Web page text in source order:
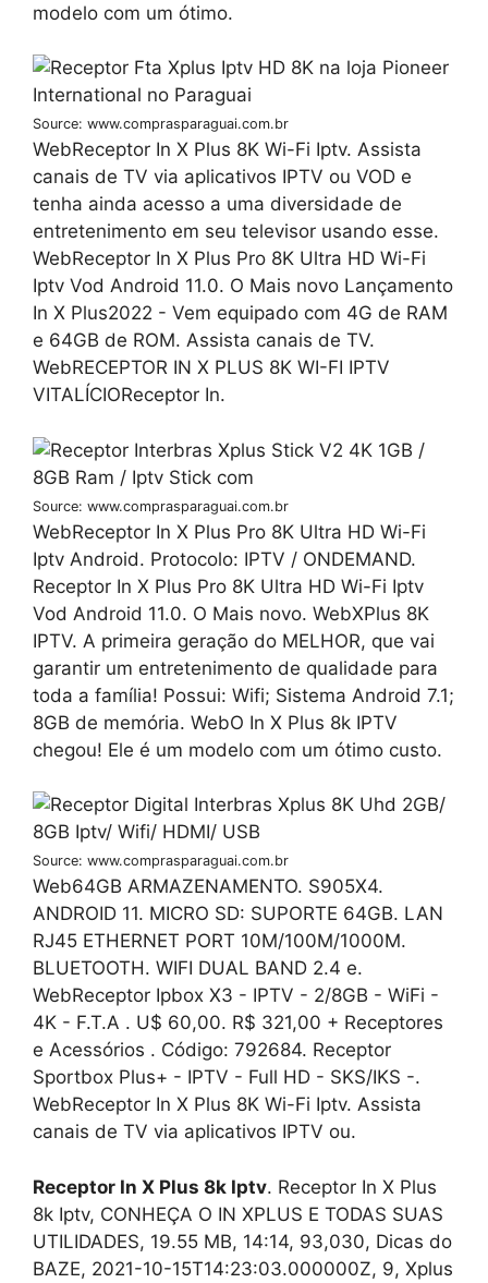
modelo com um ótimo.
Source: www.comprasparaguai.com.br
WebReceptor In X Plus 8K Wi-Fi Iptv. Assista
canais de TV via aplicativos IPTV ou VOD e
tenha ainda acesso a uma diversidade de
entretenimento em seu televisor usando esse.
WebReceptor In X Plus Pro 8K Ultra HD Wi-Fi
Iptv Vod Android 11.0. O Mais novo Lançamento
In X Plus2022 - Vem equipado com 4G de RAM
e 64GB de ROM. Assista canais de TV.
WebRECEPTOR IN X PLUS 8K WI-FI IPTV
VITALÍCIOReceptor In.
Source: www.comprasparaguai.com.br
WebReceptor In X Plus Pro 8K Ultra HD Wi-Fi
Iptv Android. Protocolo: IPTV / ONDEMAND.
Receptor In X Plus Pro 8K Ultra HD Wi-Fi Iptv
Vod Android 11.0. O Mais novo. WebXPlus 8K
IPTV. A primeira geração do MELHOR, que vai
garantir um entretenimento de qualidade para
toda a família! Possui: Wifi; Sistema Android 7.1;
8GB de memória. WebO In X Plus 8k IPTV
chegou! Ele é um modelo com um ótimo custo.
Source: www.comprasparaguai.com.br
Web64GB ARMAZENAMENTO. S905X4.
ANDROID 11. MICRO SD: SUPORTE 64GB. LAN
RJ45 ETHERNET PORT 10M/100M/1000M.
BLUETOOTH. WIFI DUAL BAND 2.4 e.
WebReceptor Ipbox X3 - IPTV - 2/8GB - WiFi -
4K - F.T.A . U$ 60,00. R$ 321,00 + Receptores
e Acessórios . Código: 792684. Receptor
Sportbox Plus+ - IPTV - Full HD - SKS/IKS -.
WebReceptor In X Plus 8K Wi-Fi Iptv. Assista
canais de TV via aplicativos IPTV ou.
Receptor In X Plus 8k Iptv. Receptor In X Plus
8k Iptv, CONHEÇA O IN XPLUS E TODAS SUAS
UTILIDADES, 19.55 MB, 14:14, 93,030, Dicas do
BAZE, 2021-10-15T14:23:03.000000Z, 9, Xplus